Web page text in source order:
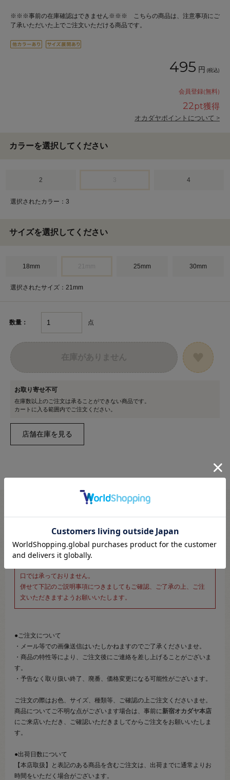
※※※事前の在庫確認はできません※※※ こちらの商品は、注意事項にご
了承いただいた上でご注文いただける商品です。
495 円 (税込)
会員登録(無料)
22pt獲得
オカダヤポイントについて >
カラーを選択してください
2 4
選択されたカラー：3
サイズを選択してください
18mm 25mm 30mm
選択されたサイズ：21mm
数量： 点
お取り寄せ不可
在庫数以上のご注文は承ることができない商品です。
カートに入る範囲内でご注文ください。
※新宿オカダヤ本店お取り扱い商品のご注文専用ページです※
こちらのページは、店頭にてあらかじめ商品詳細および商品コード
をご確認いただいた上でご注文いただけるページです。
そのため、商品画像および詳細は記載しておりません。
口では承っておりません。
併せて下記のご説明事項につきましてもご確認、ご了承の上、ご注
文いただきますようお願いいたします。
●ご注文について
・メール等での画像送信はいたしかねますのでご了承くださいませ。
・商品の特性等により、ご注文後にご連絡を差し上げることがございま
す。
・予告なく取り扱い終了、廃番、価格変更になる可能性がございます。
ご注文の際はお色、サイズ、種類等、ご確認の上ご注文くださいませ。
商品についてご不明な点がございます場合は、事前に新宿オカダヤ本店
にご来店いただき、ご確認いただきましてからご注文をお願いいたしま
す。
●出荷日数について
【本店取扱】と表記のある商品を含むご注文は、出荷までに通常よりお
時間をいただく場合がございます。